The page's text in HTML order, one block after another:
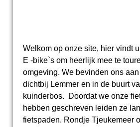
Welkom op onze site, hier vindt
E -bike`s om heerlijk mee te
omgeving. We bevinden ons
dichtbij Lemmer en in de buurt
kuinderbos. Doordat we onze
hebben geschreven leiden ze
fietspaden. Rondje Tjeukemeer